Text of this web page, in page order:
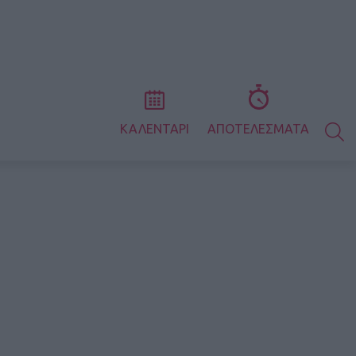
ΚΑΛΕΝΤΑΡΙ ΑΠΟΤΕΛΕΣΜΑΤΑ